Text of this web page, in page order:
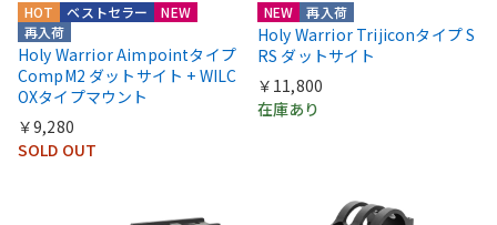
HOT
NEW
再入荷
ベストセラー
Holy Warrior Aimpointタイプ
CompM2 ダットサイト + WILC
OXタイプマウント
￥9,280
SOLD OUT
NEW 再入荷
Holy Warrior Trijiconタイプ S
RS ダットサイト
￥11,800
在庫あり